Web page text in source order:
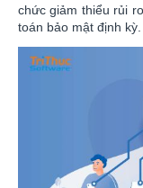
chức giảm thiểu rủi
toán bảo mật định kỳ.